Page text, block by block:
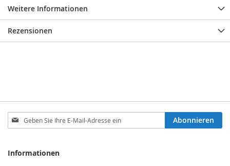
Weitere Informationen
Rezensionen
Melden
Sie
unseren
Abonnieren
Informationen